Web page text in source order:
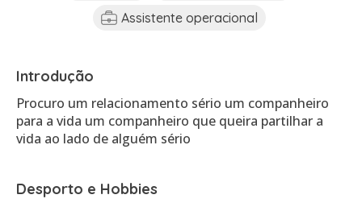
Assistente operacional
Introdução
Procuro um relacionamento sério um companheiro
para a vida um companheiro que queira partilhar a
vida ao lado de alguém sério
Desporto e Hobbies